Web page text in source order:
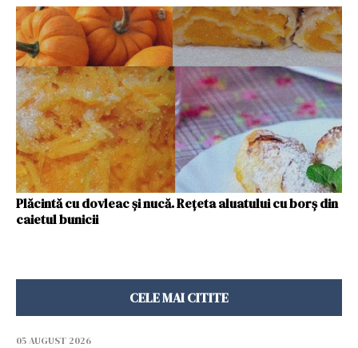
Plăcintă cu dovleac și nucă. Rețeta aluatului cu borș din
caietul bunicii
CELE MAI CITITE
05 AUGUST 2026